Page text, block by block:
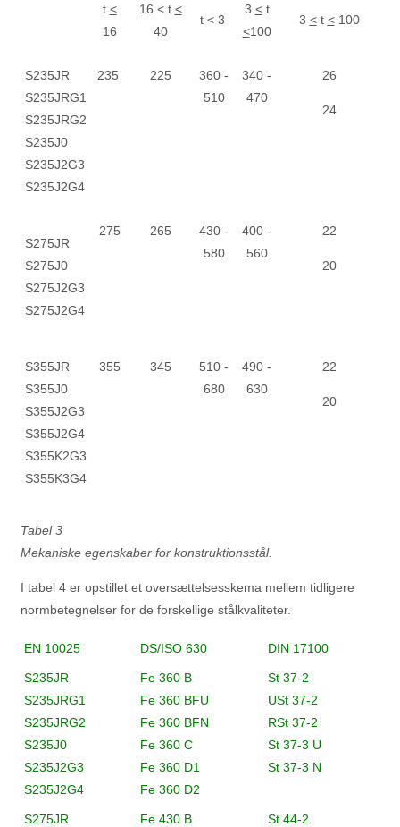
t <
16
16 < t <
40
t < 3
3 <t
<100
3 <t <100
S235JR
S235JRG1
S235JRG2
S235J0
S235J2G3
S235J2G4
235 225
360 -
510
340 -
470
26
24
S275JR
S275J0
S275J2G3
S275J2G4
275 265
430 -
580
400 -
560
22
20
S355JR
S355J0
S355J2G3
S355J2G4
S355K2G3
S355K3G4
355 345
510 -
680
490 -
630
22
20
Tabel 3
Mekaniske egenskaber for konstruktionsstål.
I tabel 4 er opstillet et oversættelsesskema mellem tidligere
normbetegnelser for de forskellige stålkvaliteter.
EN 10025 DS/ISO 630 DIN 17100
S235JR
S235JRG1
S235JRG2
S235J0
S235J2G3
S235J2G4
Fe 360 B
Fe 360 BFU
Fe 360 BFN
Fe 360 C
Fe 360 D1
Fe 360 D2
St 37-2
USt 37-2
RSt 37-2
St 37-3 U
St 37-3 N
S275JR
Fe 430 B
St 44-2